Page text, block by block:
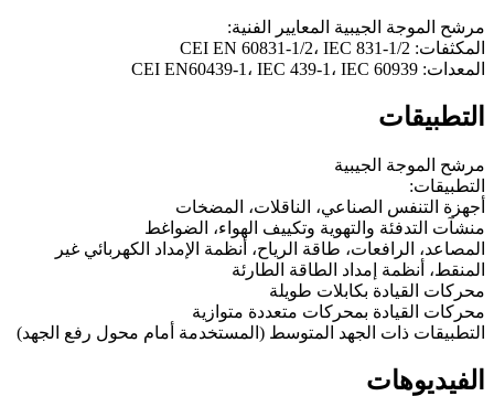
مرشح الموجة الجيبية المعايير الفنية:
المكثفات: CEI EN 60831-1/2، IEC 831-1/2
المعدات: CEI EN60439-1، IEC 439-1، IEC 60939
التطبيقات
مرشح الموجة الجيبية
التطبيقات:
أجهزة التنفس الصناعي، الناقلات، المضخات
منشآت التدفئة والتهوية وتكييف الهواء، الضواغط
المصاعد، الرافعات، طاقة الرياح، أنظمة الإمداد الكهربائي غير
المنقط، أنظمة إمداد الطاقة الطارئة
محركات القيادة بكابلات طويلة
محركات القيادة بمحركات متعددة متوازية
التطبيقات ذات الجهد المتوسط (المستخدمة أمام محول رفع الجهد)
الفيديوهات